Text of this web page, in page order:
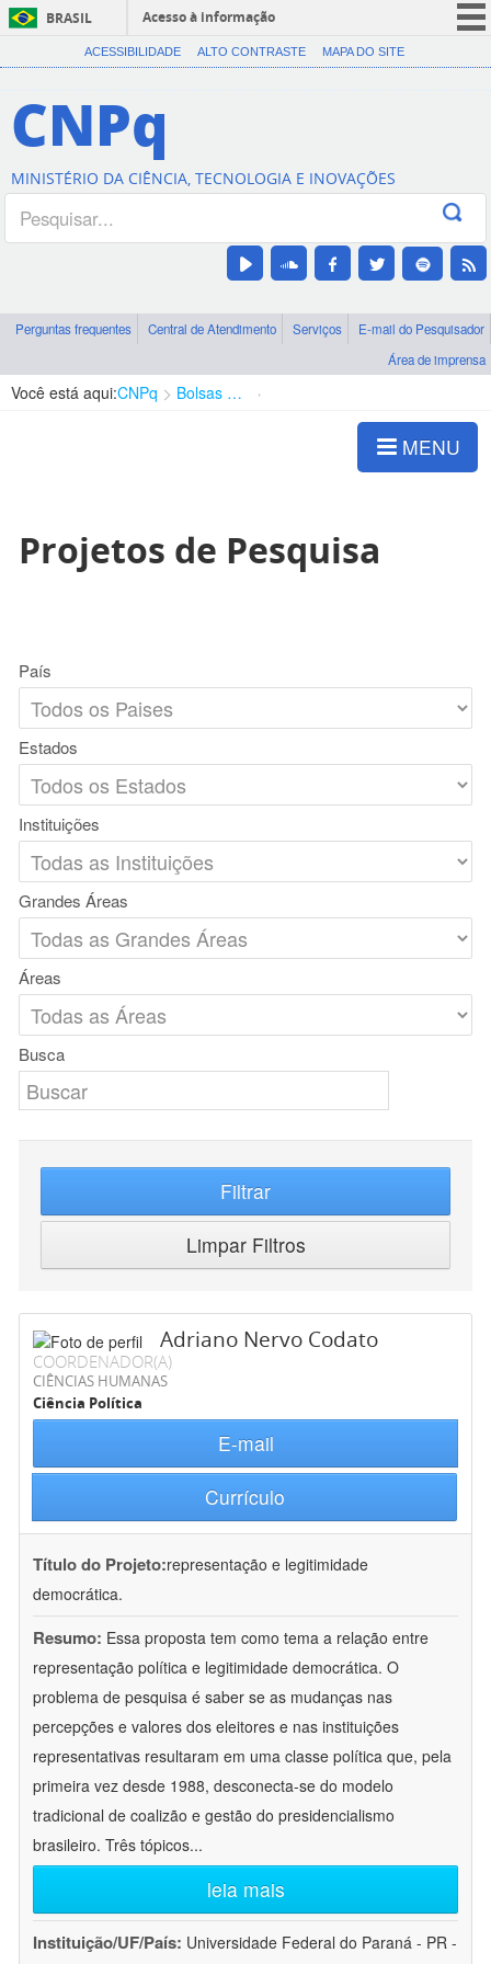
BRASIL
Acesso à informação
CORONAVÍRUS (COVID-19)
Canais
ACESSIBILIDADE ALTO CONTRASTE MAPA DO SITE
CNPq
MINISTÉRIO DA CIÊNCIA, TECNOLOGIA E INOVAÇÕES
Perguntas frequentes Central de Atendimento Serviços
E-mail do Pesquisador
Área de imprensa
Você está aqui:CNPq Bolsas e Auxílios Vigentes
MENU
Projetos de Pesquisa
País
Estados
Instituições
Grandes Áreas
Áreas
Busca
Filtrar
Limpar Filtros
Adriano Nervo Codato
COORDENADOR(A)
CIÊNCIAS HUMANAS
Ciência Política
E-mail
Currículo
Título do Projeto:representação e legitimidade
democrática.
Resumo: Essa proposta tem como tema a relação entre
representação política e legitimidade democrática. O
problema de pesquisa é saber se as mudanças nas
percepções e valores dos eleitores e nas instituições
representativas resultaram em uma classe política que, pela
primeira vez desde 1988, desconecta-se do modelo
tradicional de coalizão e gestão do presidencialismo
brasileiro. Três tópicos...
leia mais
Instituição/UF/País: Universidade Federal do Paraná - PR -